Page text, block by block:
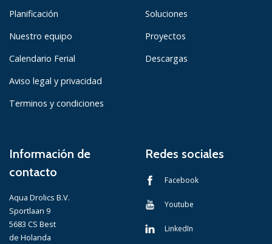
Planificación
Nuestro equipo
Calendario Ferial
Aviso legal y privacidad
Terminos y condiciones
Soluciones
Proyectos
Descargas
Información de
contacto
Aqua Drolics B.V.
Sportlaan 9
5683 CS Best
de Holanda
Redes sociales
Facebook
Youtube
LinkedIn